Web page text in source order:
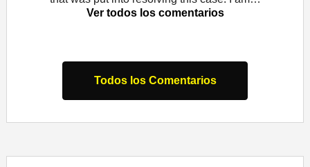
Ver todos los comentarios
Todos los Comentarios